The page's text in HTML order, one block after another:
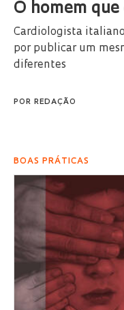
O homem
Cardiologista
por publicar um
diferentes
POR REDAÇÃO
BOAS PRÁTICAS